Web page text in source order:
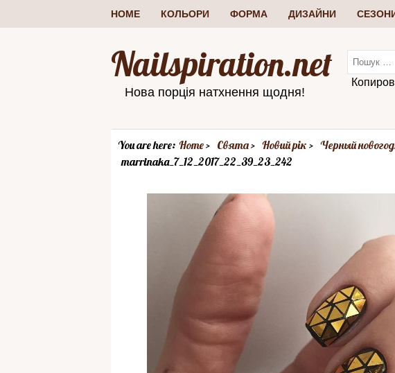
HOME КОЛЬОРИ ФОРМА ДИЗАЙНИ
Nailspiration.net
Нова порція натхнення щодня!
You are here: Home Свята Новий рік
Черный
marrinaka_7_12_2017_22_39_23_242